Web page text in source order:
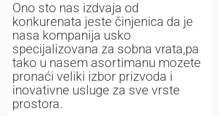
Ono sto nas izdvaja od
konkurenata jeste činjenica da je
nasa kompanija usko
specijalizovana za sobna vrata,pa
tako u nasem asortimanu mozete
pronaći veliki izbor prizvoda i
inovativne usluge za sve vrste
prostora.